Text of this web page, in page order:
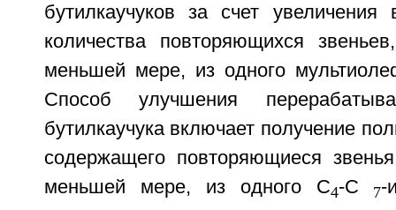
бутилкаучуков за счет
количества повторяющихся
меньшей мере, из одного
Способ улучшения
бутилкаучука включает получение
содержащего повторяющиеся
меньшей мере, из одного С4-С 7-